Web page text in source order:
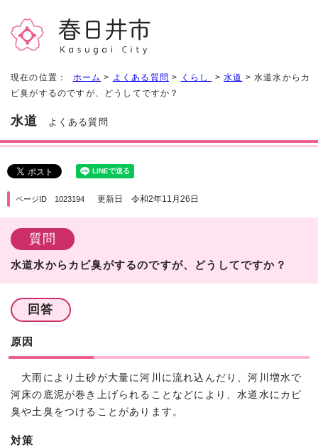
現在の位置： ホーム > よくある質問 > くらし >水道 > 水道水からカ
ビ臭がするのですが、どうしてですか？
水道 よくある質問
ページID 1023194 更新日 令和2年11月26日
質問
水道水からカビ臭がするのですが、どうしてですか？
回答
原因
大雨により土砂が大量に河川に流れ込んだり、河川増水で
河床の底泥が巻き上げられることなどにより、水道水にカビ
臭や土臭をつけることがあります。
対策